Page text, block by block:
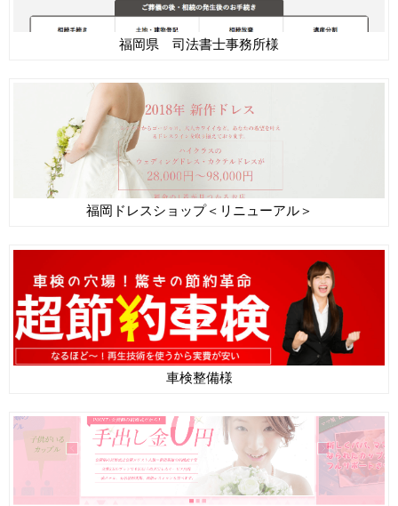
福岡県 司法書士事務所様
福岡ドレスショップ＜リニューアル＞
車検整備様